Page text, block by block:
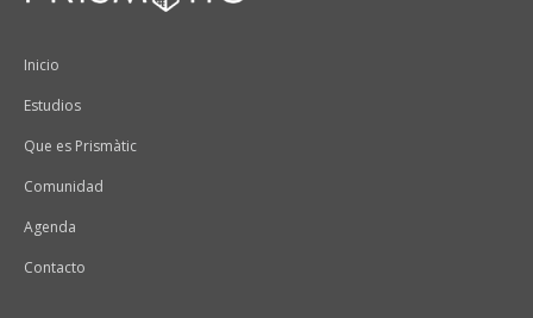
Peu
Inicio
Estudios
Que es Prismàtic
Comunidad
Agenda
Contacto